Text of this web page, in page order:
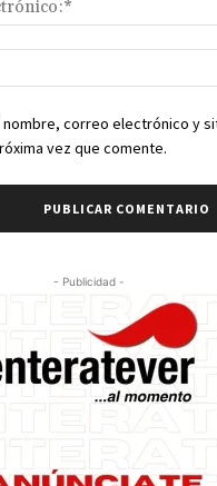
nombre, correo electrónico y
vez que comente.
- Publicidad -